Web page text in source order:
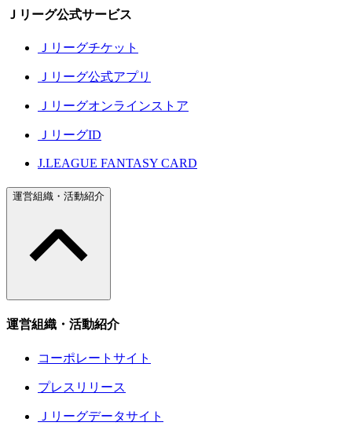
Ｊリーグ公式サービス
Ｊリーグチケット
Ｊリーグ公式アプリ
Ｊリーグオンラインストア
ＪリーグID
J.LEAGUE FANTASY CARD
運営組織・活動紹介
運営組織・活動紹介
コーポレートサイト
プレスリリース
Ｊリーグデータサイト